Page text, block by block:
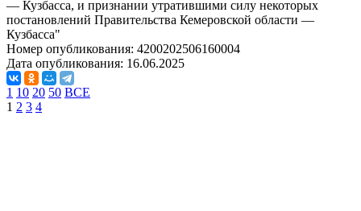
— Кузбасса, и признании утратившими силу некоторых
постановлений Правительства Кемеровской области —
Кузбасса"
Номер опубликования: 4200202506160004
Дата опубликования: 16.06.2025
1 10 20 50 ВСЕ
1 2 3 4